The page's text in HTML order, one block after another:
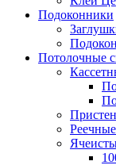
Подоконники
Потолочные